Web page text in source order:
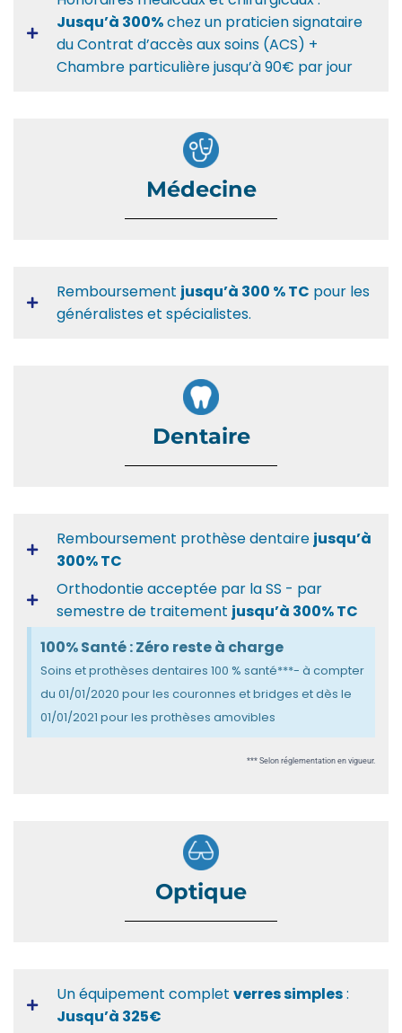
Jusqu’à 300%chez un praticien signataire
du Contrat d’accès aux soins (ACS) +
Chambre particulière jusqu’à 90€ par jour
Médecine
Remboursement jusqu’à 300 % TC pour les
généralistes et spécialistes.
Dentaire
Remboursement prothèse dentaire jusqu’à
300% TC
Orthodontie acceptée par la SS - par
semestre de traitement jusqu’à 300% TC
100% Santé : Zéro reste à charge
Soins et prothèses dentaires 100 % santé***- à compter
du 01/01/2020 pour les couronnes et bridges et dès le
01/01/2021 pour les prothèses amovibles
*** Selon réglementation en vigueur.
Optique
Un équipement complet verres simples:
Jusqu’à 325€